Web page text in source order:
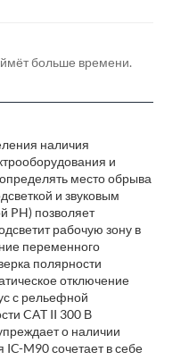
больше времени.
наличия
и
место обрыва
и звуковым
PH) позволяет
рабочую зону в
переменного
полярности
отключение
с рельефной
CAT II 300 В
о наличии
M90 сочетает в себе